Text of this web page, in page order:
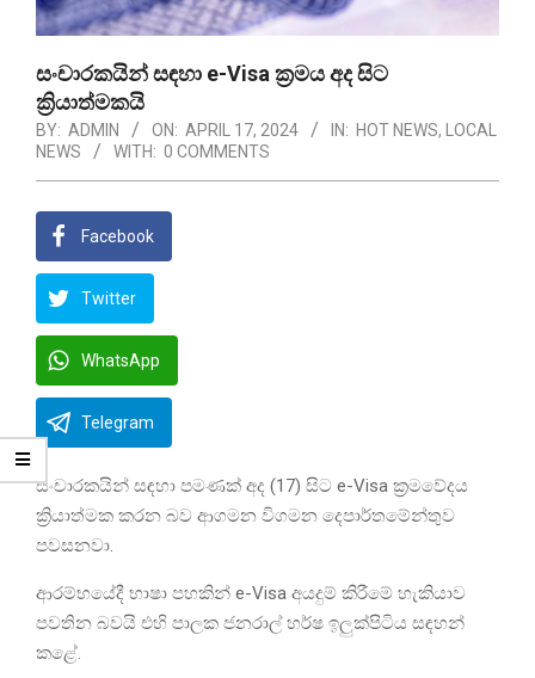
සංචාරකයින් සඳහා e-Visa ක්‍රමය අද සිට
ක්‍රියාත්මකයි
BY: ADMIN ON: APRIL 17, 2024 IN: HOT NEWS,
LOCAL
NEWS
WITH: 0 COMMENTS
Facebook
Twitter
WhatsApp
Telegram
සංචාරකයින් සඳහා පමණක් අද (17) සිට e-Visa ක්‍රමවේදය
ක්‍රියාත්මක කරන බව ආගමන විගමන දෙපාර්තමේන්තුව
පවසනවා.
ආරම්භයේදී භාෂා පහකින් e-Visa අයදුම් කිරීමේ හැකියාව
පවතින බවයි එහි පාලක ජනරාල් හර්ෂ ඉලුක්පිටිය සඳහන්
කළේ.